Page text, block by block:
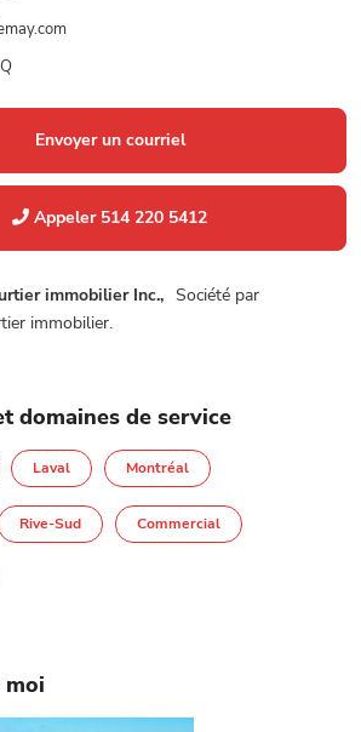
Envoyer un courriel
Appeler 514 220 5412
immobilier Inc., Société par
immobilier.
domaines de service
Laval Montréal
Rive-Sud Commercial
moi